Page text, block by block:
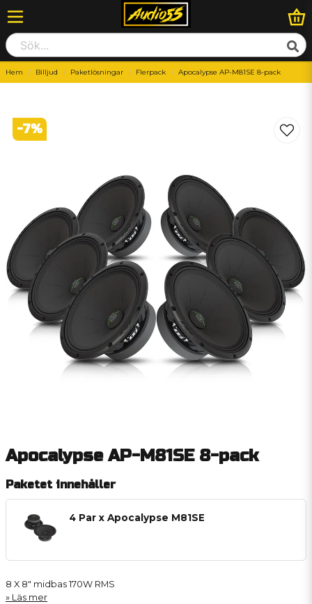
Hem Billjud Paketlösningar Flerpack Apocalypse AP-M81SE 8-pack
-7%
Apocalypse AP-M81SE 8-pack
Paketet innehåller
4 Par x Apocalypse M81SE
8 X 8" midbas 170W RMS
Läs mer